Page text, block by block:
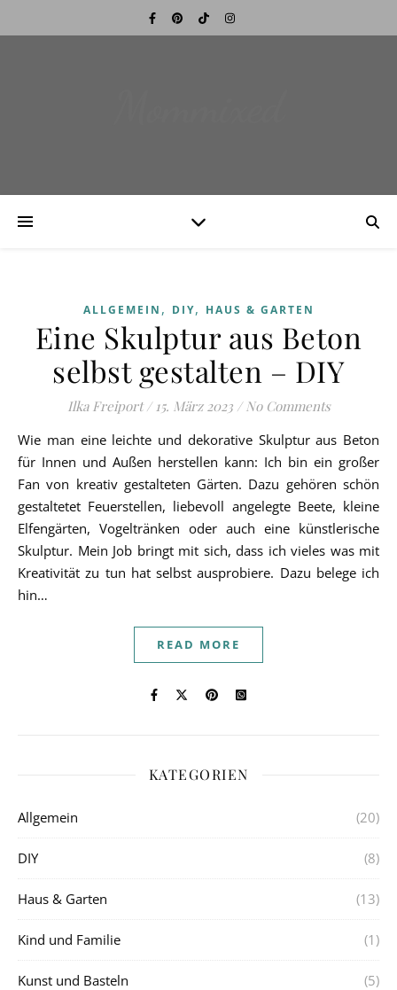
ALLGEMEIN , DIY, HAUS & GARTEN
Eine Skulptur aus Beton
selbst gestalten – DIY
Ilka Freiport / 15. März 2023 / No Comments
Wie man eine leichte und dekorative Skulptur aus Beton
für Innen und Außen herstellen kann: Ich bin ein großer
Fan von kreativ gestalteten Gärten. Dazu gehören schön
gestaltetet Feuerstellen, liebevoll angelegte Beete, kleine
Elfengärten, Vogeltränken oder auch eine künstlerische
Skulptur. Mein Job bringt mit sich, dass ich vieles was mit
Kreativität zu tun hat selbst ausprobiere. Dazu belege ich
hin…
READ MORE
KATEGORIEN
Allgemein (20)
DIY (8)
Haus & Garten (13)
Kind und Familie (1)
Kunst und Basteln (5)